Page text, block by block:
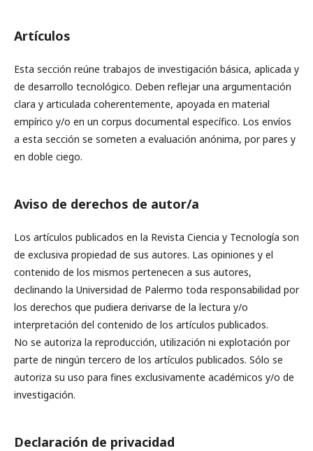
Artículos
Esta sección reúne trabajos de investigación básica, aplicada y
de desarrollo tecnológico. Deben reflejar una argumentación
clara y articulada coherentemente, apoyada en material
empírico y/o en un corpus documental específico. Los envíos
a esta sección se someten a evaluación anónima, por pares y
en doble ciego.
Aviso de derechos de autor/a
Los artículos publicados en la Revista Ciencia y Tecnología son
de exclusiva propiedad de sus autores. Las opiniones y el
contenido de los mismos pertenecen a sus autores,
declinando la Universidad de Palermo toda responsabilidad por
los derechos que pudiera derivarse de la lectura y/o
interpretación del contenido de los artículos publicados.
No se autoriza la reproducción, utilización ni explotación por
parte de ningún tercero de los artículos publicados. Sólo se
autoriza su uso para fines exclusivamente académicos y/o de
investigación.
Declaración de privacidad